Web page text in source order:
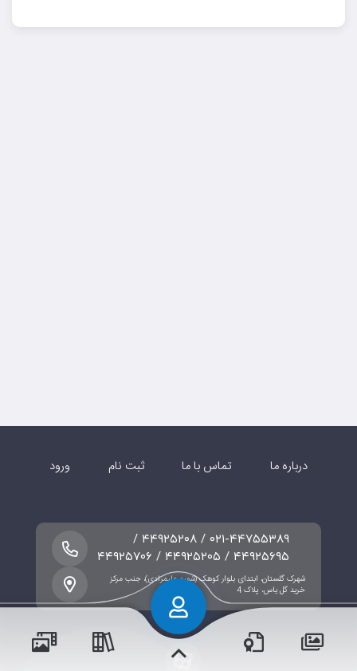
درباره ما تماس با ما ثبت نام ورود
شهرک گلستان، ابتدای بلوار کوهک (شهید علیمرادی)، جنب مرکز
خرید گل یاس، پلاک 4
۰۲۱-۴۴۷۵۵۳۸۹ / ۴۴۹۲۵۲۰۸ /
۴۴۹۲۵۶۹۵ / ۴۴۹۲۵۲۰۵ / ۴۴۹۲۵۷۰۶